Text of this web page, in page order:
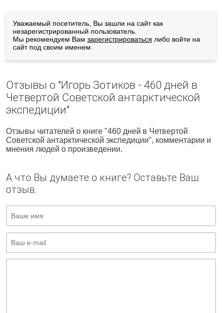
Уважаемый посетитель, Вы зашли на сайт как
незарегистрированный пользователь.
Мы рекомендуем Вам зарегистрироваться либо войти на
сайт под своим именем.
Отзывы о "Игорь Зотиков - 460 дней в
Четвертой Советской антарктической
экспедиции"
Отзывы читателей о книге "460 дней в Четвертой
Советской антарктической экспедиции", комментарии и
мнения людей о произведении.
А что Вы думаете о книге? Оставьте Ваш
отзыв.